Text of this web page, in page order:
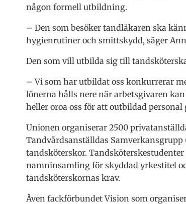
någon formell utbildning.
– Den som besöker tandläkaren ska
hygienrutiner och smittskydd, säger
Den som vill utbilda sig till
– Vi som har utbildat oss konkurrerar
lönerna hålls nere när arbetsgivaren
heller oroa oss för att outbildad
Unionen organiserar 2500
Tandvårdsanställdas
tandsköterskor.
namninsamling för skyddad yrkestitel
tandsköterskornas krav.
Även fackförbundet Vision som